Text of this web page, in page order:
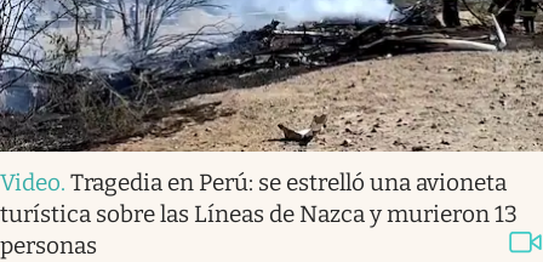
Video. Tragedia en Perú: se estrelló una avioneta
turística sobre las Líneas de Nazca y murieron 13
personas